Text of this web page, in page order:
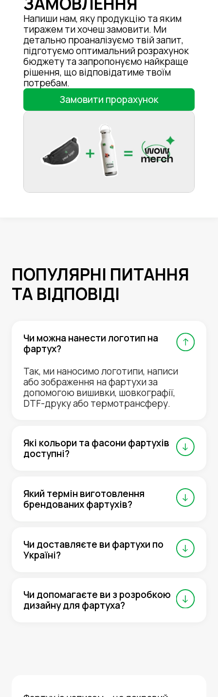
Напиши нам, яку продукцію та яким
тиражем ти хочеш замовити. Ми
детально проаналізуємо твій запит,
підготуємо оптимальний розрахунок
бюджету та запропонуємо найкраще
рішення, що відповідатиме твоїм
потребам.
Замовити прорахунок
ПОПУЛЯРНІ ПИТАННЯ
ТА ВІДПОВІДІ
Чи можна нанести логотип на
фартух?
Так, ми наносимо логотипи, написи
або зображення на фартухи за
допомогою вишивки, шовкографії,
DTF-друку або термотрансферу.
Які кольори та фасони фартухів
доступні?
Який термін виготовлення
брендованих фартухів?
Чи доставляєте ви фартухи по
Україні?
Чи допомагаєте ви з розробкою
дизайну для фартуха?